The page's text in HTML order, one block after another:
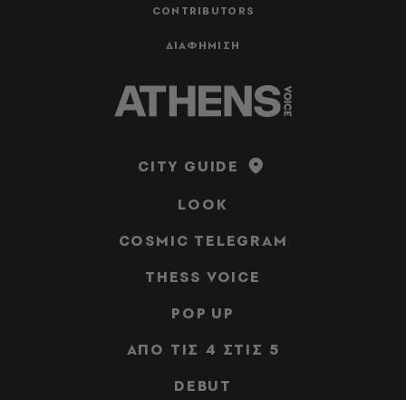
CONTRIBUTORS
ΔΙΑΦΗΜΙΣΗ
CITY GUIDE
LOOK
COSMIC TELEGRAM
THESS VOICE
POP UP
ΑΠΟ ΤΙΣ 4 ΣΤΙΣ 5
DEBUT